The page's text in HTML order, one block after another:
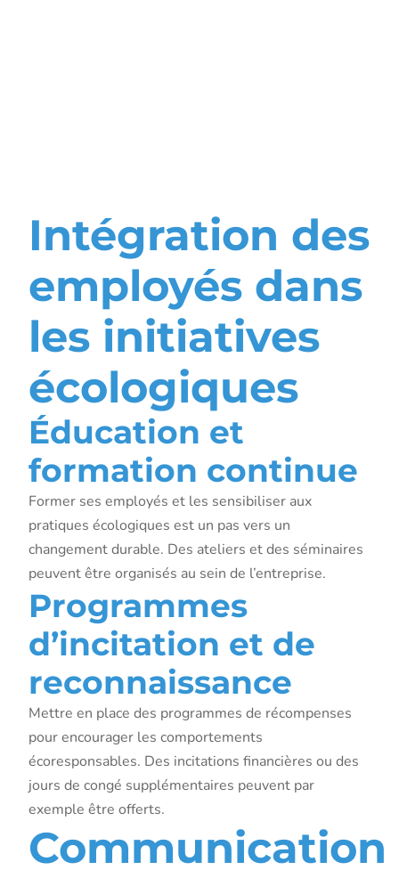
Intégration des
employés dans
les initiatives
écologiques
Éducation et
formation continue
Former ses employés et les sensibiliser aux
pratiques écologiques est un pas vers un
changement durable. Des ateliers et des séminaires
peuvent être organisés au sein de l’entreprise.
Programmes
d’incitation et de
reconnaissance
Mettre en place des programmes de récompenses
pour encourager les comportements
écoresponsables. Des incitations financières ou des
jours de congé supplémentaires peuvent par
exemple être offerts.
Communication